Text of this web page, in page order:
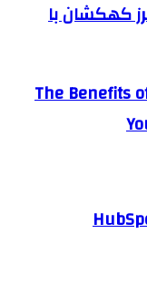
کهکشان با
The Benefits